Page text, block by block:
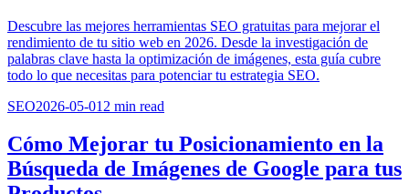
Descubre las mejores herramientas SEO gratuitas para mejorar el
rendimiento de tu sitio web en 2026. Desde la investigación de
palabras clave hasta la optimización de imágenes, esta guía cubre
todo lo que necesitas para potenciar tu estrategia SEO.
SEO2026-05-01 2 min read
Cómo Mejorar tu Posicionamiento en la
Búsqueda de Imágenes de Google para tus